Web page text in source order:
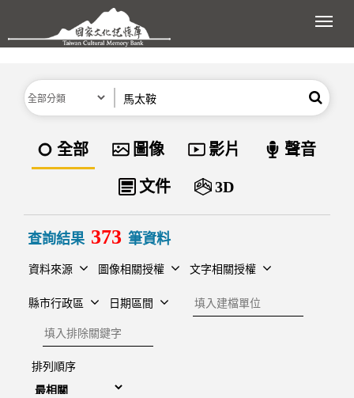
跳到主要內容區塊
展
分類 搜尋
資料類型
全部 圖像 影片 聲音
文件 3D
查詢結果 373 筆資料
資料來源 圖像相關授權 文字相關授權
縣市行政區 日期區間
建檔單位
排除關鍵字
排列順序